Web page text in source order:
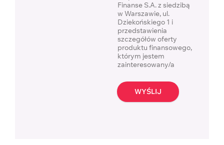
Finanse S.A. z siedzibą
w Warszawie, ul.
Dziekońskiego 1 i
przedstawienia
szczegółów oferty
produktu finansowego,
którym jestem
zainteresowany/a
WYŚLIJ